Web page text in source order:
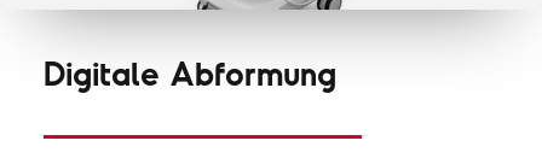
Digitale Abformung